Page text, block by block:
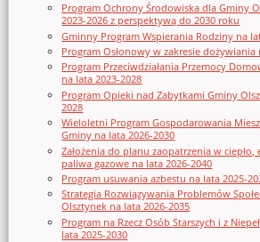
Program Ochrony Środowiska dla Gminy
2023-2026 z perspektywą do 2030 roku
Gminny Program Wspierania Rodziny na
Program Osłonowy w zakresie dożywiania
Program Przeciwdziałania Przemocy
na lata 2023-2028
Program Opieki nad Zabytkami Gminy
2028
Wieloletni Program Gospodarowania
Gminy na lata 2026-2030
Założenia do planu zaopatrzenia w ciepło,
paliwa gazowe na lata 2026-2040
Program usuwania azbestu na lata 2025-
Strategia Rozwiązywania Problemów
Olsztynek na lata 2026-2035
Program na Rzecz Osób Starszych i z
lata 2025-2030